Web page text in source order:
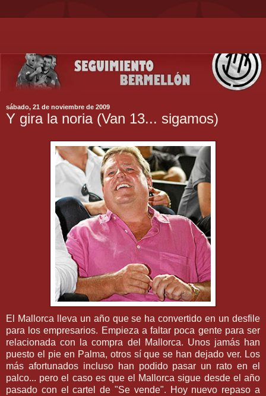
sábado, 21 de noviembre de 2009
Y gira la noria (Van 13... sigamos)
El Mallorca lleva un año que se ha convertido en un desfile
para los empresarios. Empieza a faltar poca gente para ser
relacionada con la compra del Mallorca. Unos jamás han
puesto el pie en Palma, otros sí que se han dejado ver. Los
más afortunados incluso han podido pasar un rato en el
palco... pero el caso es que el Mallorca sigue desde el año
pasado con el cartel de "Se vende". Hoy nuevo repaso a